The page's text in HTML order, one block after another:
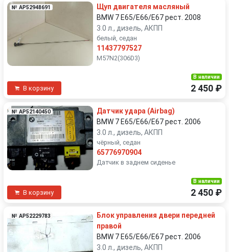
№ AP52948691
Щуп двигателя масляный
BMW 7 E65/E66/E67 рест. 2008
3.0 л., дизель, АКПП
белый, седан
11437797527
M57N2(306D3)
В корзину
В наличии
2 450 ₽
№ AP52140450
Датчик удара (Airbag)
BMW 7 E65/E66/E67 рест. 2006
3.0 л., дизель, АКПП
чёрный, седан
65776970904
Датчик в заднем сиденье
В корзину
В наличии
2 450 ₽
№ AP52229783
Блок управления двери передней
правой
BMW 7 E65/E66/E67 рест. 2006
3.0 л., дизель, АКПП